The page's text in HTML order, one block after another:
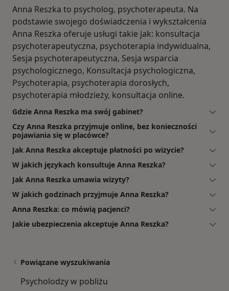
Anna Reszka to psycholog, psychoterapeuta. Na
podstawie swojego doświadczenia i wykształcenia
Anna Reszka oferuje usługi takie jak: konsultacja
psychoterapeutyczna, psychoterapia indywidualna,
Sesja psychoterapeutyczna, Sesja wsparcia
psychologicznego, Konsultacja psychologiczna,
Psychoterapia, psychoterapia dorosłych,
psychoterapia młodzieży, konsultacja online.
Gdzie Anna Reszka ma swój gabinet?
Czy Anna Reszka przyjmuje online, bez konieczności
pojawiania się w placówce?
Jak Anna Reszka akceptuje płatności po wizycie?
W jakich językach konsultuje Anna Reszka?
Jak Anna Reszka umawia wizyty?
W jakich godzinach przyjmuje Anna Reszka?
Anna Reszka: co mówią pacjenci?
Jakie ubezpieczenia akceptuje Anna Reszka?
Powiązane wyszukiwania
Psycholodzy w pobliżu